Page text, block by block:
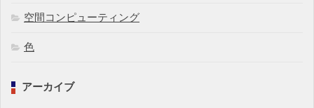
空間コンピューティング
色
アーカイブ